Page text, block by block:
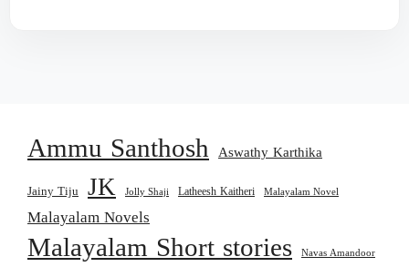
Ammu Santhosh Aswathy Karthika
Jainy Tiju JK Jolly Shaji Latheesh Kaitheri Malayalam Novel
Malayalam Novels
Malayalam Short stories Navas Amandoor